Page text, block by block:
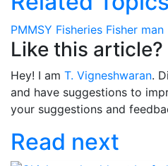
PMMSY Fisheries Fisher man
Like this article?
Hey! I am T. Vigneshwaran.
and have suggestions to
your suggestions and
Read next